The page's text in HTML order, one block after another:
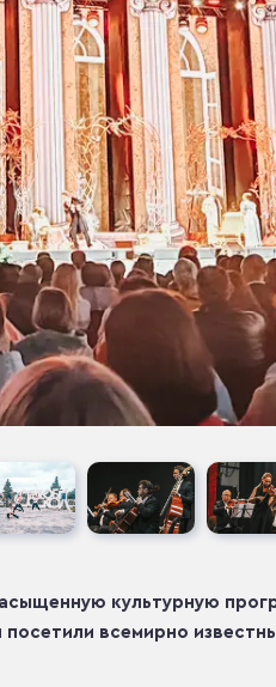
культурную
всемирно